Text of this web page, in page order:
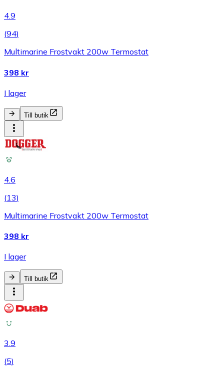
4.9
(94)
Multimarine Frostvakt 200w Termostat
398 kr
I lager
Till butik
4.6
(13)
Multimarine Frostvakt 200w Termostat
398 kr
I lager
Till butik
3.9
(5)